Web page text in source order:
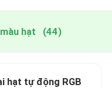
hạt (44)
hạt tự động RGB